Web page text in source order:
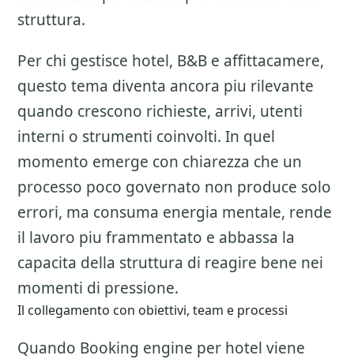
struttura.
Per chi gestisce hotel, B&B e affittacamere,
questo tema diventa ancora piu rilevante
quando crescono richieste, arrivi, utenti
interni o strumenti coinvolti. In quel
momento emerge con chiarezza che un
processo poco governato non produce solo
errori, ma consuma energia mentale, rende
il lavoro piu frammentato e abbassa la
capacita della struttura di reagire bene nei
momenti di pressione.
Il collegamento con obiettivi, team e processi
Quando Booking engine per hotel viene